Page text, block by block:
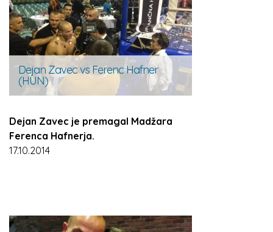
Dejan Zavec vs Ferenc Hafner
(HUN)
Dejan Zavec je premagal Madžara
Ferenca Hafnerja.
17.10.2014